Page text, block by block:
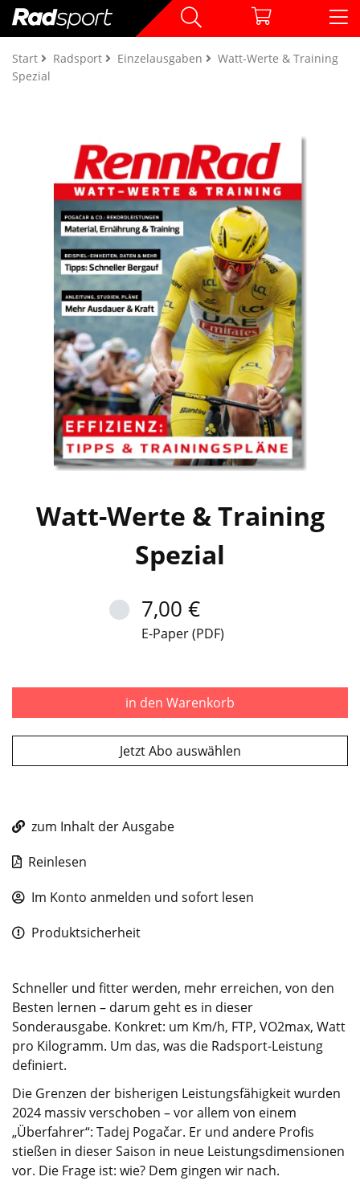
Start Radsport Einzelausgaben
Watt-Werte & Training
Spezial
Watt-Werte & Training
Spezial
7,00 €
E-Paper (PDF)
in den Warenkorb
Jetzt Abo auswählen
zum Inhalt der Ausgabe
Reinlesen
Im Konto anmelden und sofort lesen
Produktsicherheit
Schneller und fitter werden, mehr erreichen, von den
Besten lernen – darum geht es in dieser
Sonderausgabe. Konkret: um Km/h, FTP, VO2max, Watt
pro Kilogramm. Um das, was die Radsport-Leistung
definiert.
Die Grenzen der bisherigen Leistungsfähigkeit wurden
2024 massiv verschoben – vor allem von einem
„Überfahrer“: Tadej Pogačar. Er und andere Profis
stießen in dieser Saison in neue Leistungsdimensionen
vor. Die Frage ist: wie? Dem gingen wir nach.